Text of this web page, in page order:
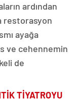
ardından
restorasyon
ayağa
ve cehennemin
de
TİYATROYU